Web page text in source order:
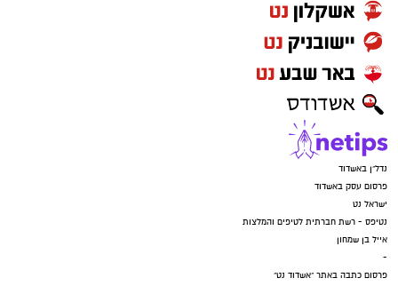
דירות להשכרה באשדוד
פרסום בבאר שבע
שרותי בריאות באשדוד
אירועים באשדוד
דרושים באשדוד
חוגים באשדוד
ארנונה באשדוד
עורכי דין באשדוד
שערים חשמליים באשדוד
Netips -רשת חברתית לחכמת ההמונים
פרסום באשדוד
אשדוד נט ויקיפדיה
פרסום כתבה שיווקית
עבודה באשדוד